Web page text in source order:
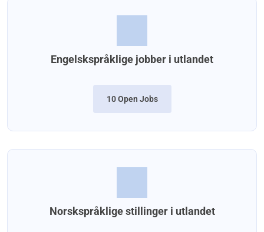
Engelskspråklige jobber i utlandet
10 Open Jobs
Norskspråklige stillinger i utlandet